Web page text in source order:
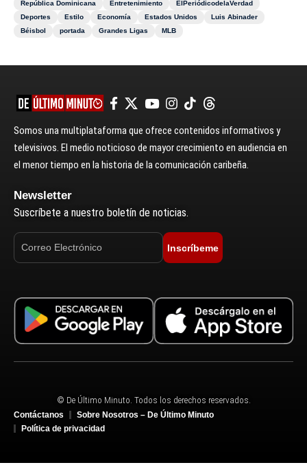
República Dominicana
Entretenimiento
ElPeriódicodelaVerdad
Deportes
Estilo Economía Estados Unidos
Luis Abinader
Béisbol
portada Grandes Ligas MLB
Somos una multiplataforma que ofrece contenidos informativos y
televisivos. El medio noticioso de mayor crecimiento en audiencia en
el menor tiempo en la historia de la comunicación caribeña.
Newsletter
Suscríbete a nuestro boletín de noticias.
Inscríbeme
© De Último Minuto. Todos los derechos reservados.
Contáctanos
Sobre Nosotros – De Último Minuto
Política de privacidad